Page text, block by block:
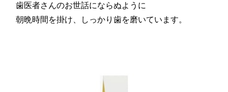
歯医者さんのお世話にならぬように
朝晩時間を掛け、しっかり歯を磨いています。